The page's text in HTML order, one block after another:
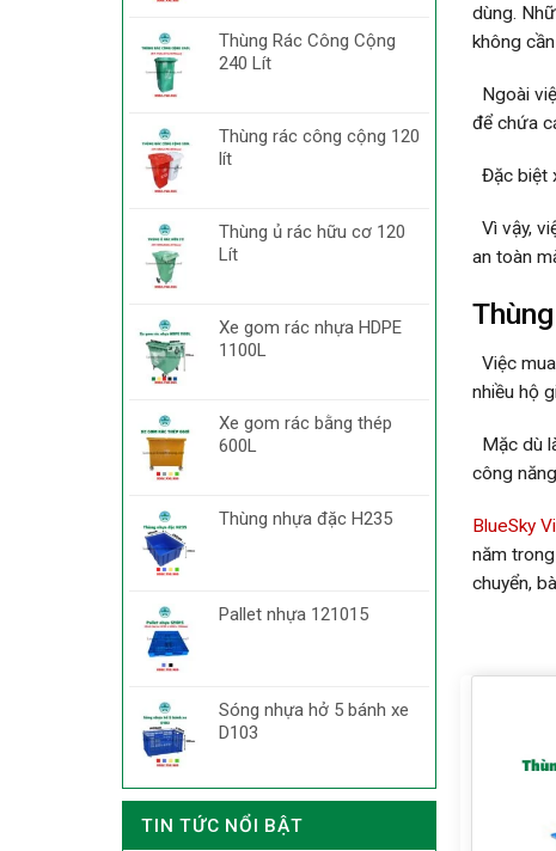
Thùng Rác Công Cộng
240 Lít
Thùng rác công cộng 120
lít
Thùng ủ rác hữu cơ 120
Lít
Xe gom rác nhựa HDPE
1100L
Xe gom rác bằng thép
600L
Thùng nhựa đặc H235
Pallet nhựa 121015
Sóng nhựa hở 5 bánh xe
D103
TIN TỨC NỔI BẬT
dùng.
không
Ngoài
để chứa
Đặc biệt
Vì vậy,
an toàn
Việc
nhiều hộ
Mặc dù
công
BlueSky
năm
chuyển,